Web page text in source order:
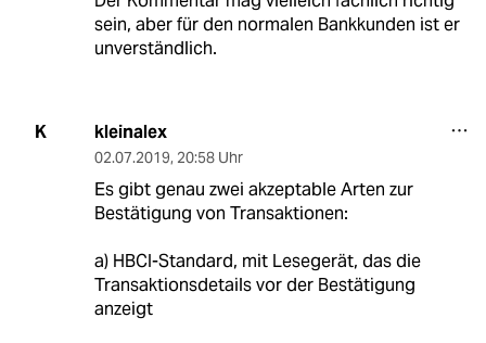
sein, aber für den normalen Bankkunden ist er
unverständlich.
K kleinalex
02.07.2019, 20:58 Uhr
Es gibt genau zwei akzeptable Arten zur
Bestätigung von Transaktionen:
a) HBCI-Standard, mit Lesegerät, das die
Transaktionsdetails vor der Bestätigung
anzeigt